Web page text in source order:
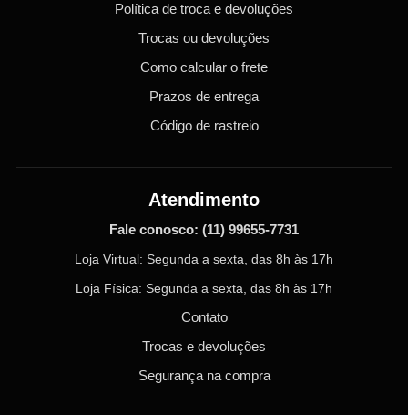
Política de troca e devoluções
Trocas ou devoluções
Como calcular o frete
Prazos de entrega
Código de rastreio
Atendimento
Fale conosco: (11) 99655-7731
Loja Virtual: Segunda a sexta, das 8h às 17h
Loja Física: Segunda a sexta, das 8h às 17h
Contato
Trocas e devoluções
Segurança na compra